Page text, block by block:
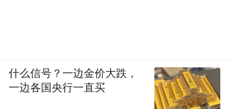
什么信号？一边金价大跌，
一边各国央行一直买